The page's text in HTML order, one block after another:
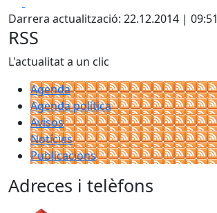
Darrera actualització: 22.12.2014 | 09:51
RSS
L'actualitat a un clic
Agenda
Agenda política
Avisos
Notícies
Publicacions
Adreces i telèfons